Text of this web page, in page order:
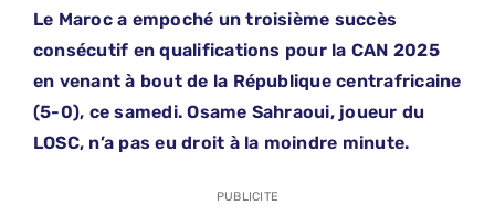
Le Maroc a empoché un troisième succès
consécutif en qualifications pour la CAN 2025
en venant à bout de la République centrafricaine
(5-0), ce samedi. Osame Sahraoui, joueur du
LOSC, n’a pas eu droit à la moindre minute.
PUBLICITE